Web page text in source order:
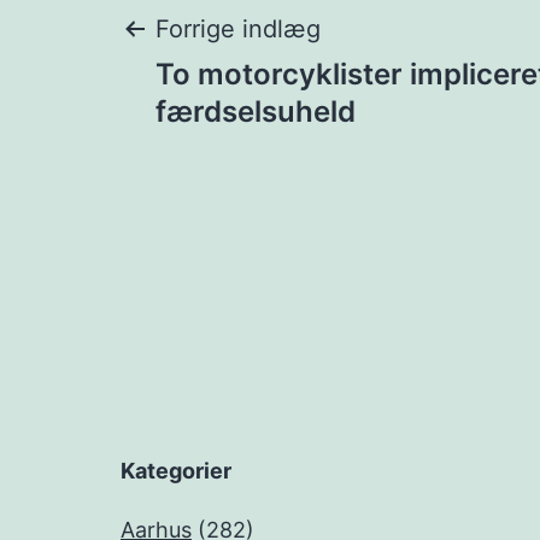
Forrige indlæg
To motorcyklister
færdselsuheld
Kategorier
Aarhus (282)